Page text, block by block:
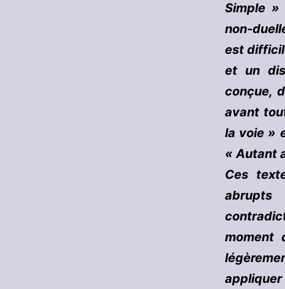
Simple »
non-
est
et un
conçue,
avant
la voie »
« Autant
Ces
moment